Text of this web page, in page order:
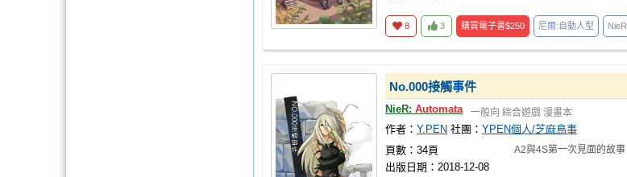
8 3 購買電子書$250 尼爾:自動人型 NieR
No.000接觸事件
NieR: Automata 一般向 綜合遊戲 漫畫本
作者： Y.PEN 社團： YPEN個人/芝麻鳥事
頁數：34頁
出版日期：2018-12-08
A2與4S第一次見面的故事